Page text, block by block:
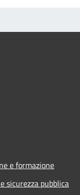
e formazione
sicurezza pubblica